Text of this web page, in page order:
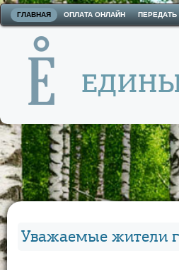
ГЛАВНАЯ ОПЛАТА ОНЛАЙН ПЕРЕДАТЬ
Уважаемые жители